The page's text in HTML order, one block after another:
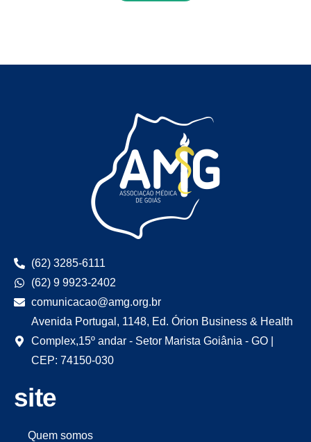
(62) 3285-6111
(62) 9 9923-2402
comunicacao@amg.org.br
Avenida Portugal, 1148, Ed. Órion Business & Health
Complex,15º andar - Setor Marista Goiânia - GO |
CEP: 74150-030
site
Quem somos